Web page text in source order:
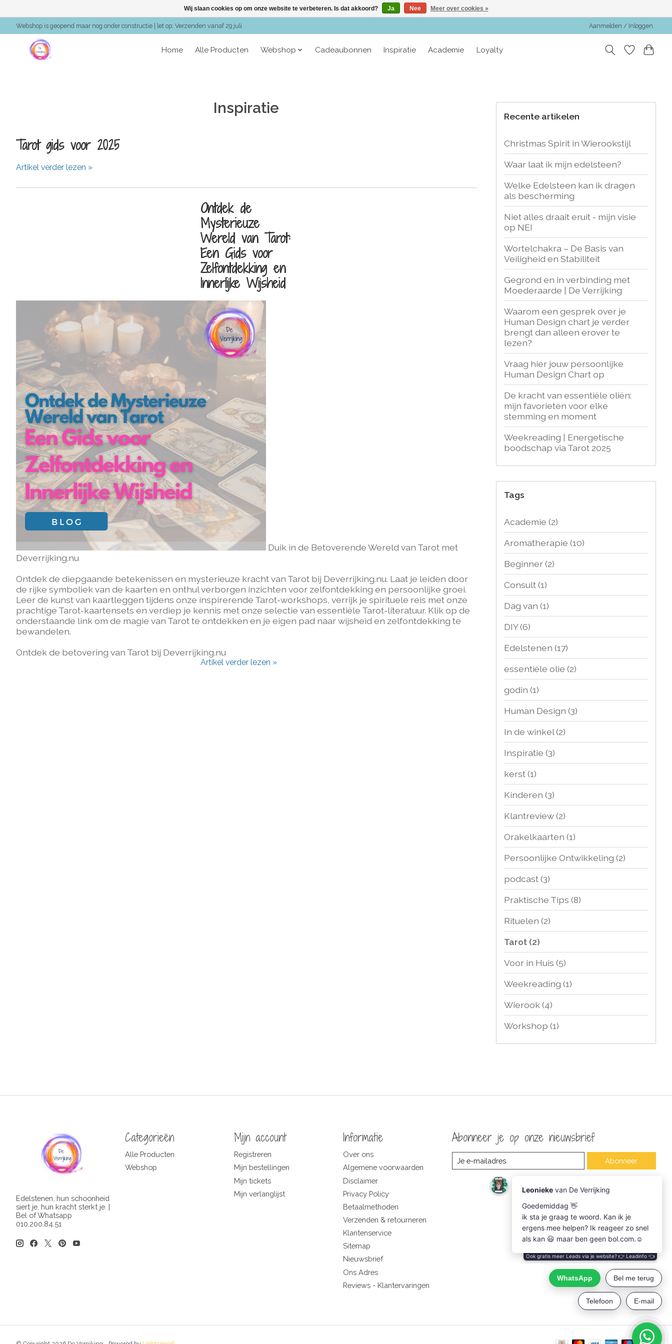
Webshop is geopend maar nog onder constructie | let op: Verzenden vanaf 29 juli Aanmelden / Inloggen
Home Alle Producten Webshop Cadeaubonnen Inspiratie Academie Loyalty
Inspiratie
Tarot gids voor 2025
Artikel verder lezen »
Ontdek de
Mysterieuze
Wereld van Tarot:
Een Gids voor
Zelfontdekking en
Innerlijke Wijsheid
Duik in de Betoverende Wereld van Tarot met
Deverrijking.nu
Ontdek de diepgaande betekenissen en mysterieuze kracht van Tarot bij Deverrijking.nu. Laat je leiden door
de rijke symboliek van de kaarten en onthul verborgen inzichten voor zelfontdekking en persoonlijke groei.
Leer de kunst van kaartleggen tijdens onze inspirerende Tarot-workshops, verrijk je spirituele reis met onze
prachtige Tarot-kaartensets en verdiep je kennis met onze selectie van essentiële Tarot-literatuur. Klik op de
onderstaande link om de magie van Tarot te ontdekken en je eigen pad naar wijsheid en zelfontdekking te
bewandelen.
Ontdek de betovering van Tarot bij Deverrijking.nu
Artikel verder lezen »
Recente artikelen
Christmas Spirit in Wierookstijl
Waar laat ik mijn edelsteen?
Welke Edelsteen kan ik dragen
als bescherming
Niet alles draait eruit - mijn visie
op NEI
Wortelchakra – De Basis van
Veiligheid en Stabiliteit
Gegrond en in verbinding met
Moederaarde | De Verrijking
Waarom een gesprek over je
Human Design chart je verder
brengt dan alleen erover te
lezen?
Vraag hier jouw persoonlijke
Human Design Chart op
De kracht van essentiële oliën:
mijn favorieten voor elke
stemming en moment
Weekreading | Energetische
boodschap via Tarot 2025
Tags
Academie (2)
Aromatherapie (10)
Beginner(2)
Consult(1)
Dag van (1)
DIY(6)
Edelstenen (17)
essentiële olie (2)
godin (1)
Human Design (3)
In de winkel(2)
Inspiratie (3)
kerst(1)
Kinderen (3)
Klantreview(2)
Orakelkaarten (1)
Persoonlijke Ontwikkeling (2)
podcast(3)
Praktische Tips (8)
Rituelen (2)
Tarot (2)
Voor in Huis (5)
Weekreading (1)
Wierook (4)
Workshop (1)
Edelstenen, hun schoonheid
siert je, hun kracht sterkt je. |
Bel of Whatsapp
010.200.84.51
Categorieën
Alle Producten
Webshop
Mijn account
Registreren
Mijn bestellingen
Mijn tickets
Mijn verlanglijst
Informatie
Over ons
Algemene voorwaarden
Disclaimer
Privacy Policy
Betaalmethoden
Verzenden & retourneren
Klantenservice
Sitemap
Nieuwsbrief
Ons Adres
Reviews - Klantervaringen
Abonneer je op onze nieuwsbrief
Abonneer
Wij slaan cookies op om onze website te verbeteren. Is dat akkoord? Ja Nee Meer over cookies »